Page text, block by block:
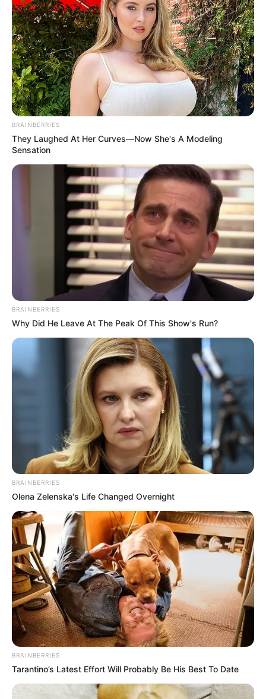
พบกับ อาจารย์ คฑา ได้ทุกเดือน กับการดูดวงไพ่ยิปซี
ทำนายดวงชะตาของชาวราศี
ไขทุกปัญหา ทุกข้อสงสัย ที่คุณอยากรู้ มีให้คุณ ชาวราศี
(ผู้เกิดวันที่ ) ที่นี่ ทุกคำตอบ
นักเขียน
อิสฺวาสุ
เชื่อในสิ่งที่เฮ็ด เฮ็ดในสิ่งที่เชื่อ
เนื้อหาที่ได้รับการโปรโมต
Critics Were Impressed By The Way She Portrayed
Grace Kelly
BRAINBERRIES
BRAINBERRIES
They Laughed At Her Curves—Now She's A Modeling
Sensation
BRAINBERRIES
Why Did He Leave At The Peak Of This Show's Run?
BRAINBERRIES
Olena Zelenska's Life Changed Overnight
BRAINBERRIES
Tarantino’s Latest Effort Will Probably Be His Best To Date